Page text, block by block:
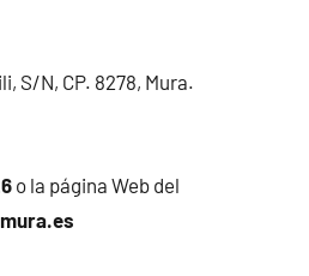
S/N, CP. 8278, Mura.
o la página Web del
mura.es